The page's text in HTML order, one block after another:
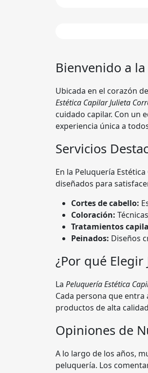
Bienvenido a
Ubicada en el corazón de
Estética Capilar Julieta
cuidado capilar. Con un
experiencia única a
Servicios
En la Peluquería
diseñados para
Cortes de cabello:
Coloración:
Tratamientos
Peinados: Diseños
¿Por qué Elegir
La Peluquería Estética
Cada persona que
productos de alta
Opiniones de
A lo largo de los años,
peluquería. Los